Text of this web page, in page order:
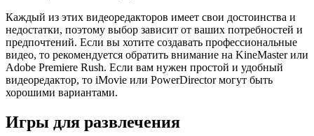
Каждый из этих видеоредакторов имеет свои достоинства и
недостатки, поэтому выбор зависит от ваших потребностей и
предпочтений. Если вы хотите создавать профессиональные
видео, то рекомендуется обратить внимание на KineMaster или
Adobe Premiere Rush. Если вам нужен простой и удобный
видеоредактор, то iMovie или PowerDirector могут быть
хорошими вариантами.
Игры для развлечения